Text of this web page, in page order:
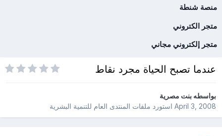
منصة شنطة
متجر الكتروني
متجر إلكتروني مجاني
عندما تصبح الحياة مجرد نقاط
بواسطهبنت مصرية
April 3, 2008استورد ملفات المنتدى العام للتنمية البشرية